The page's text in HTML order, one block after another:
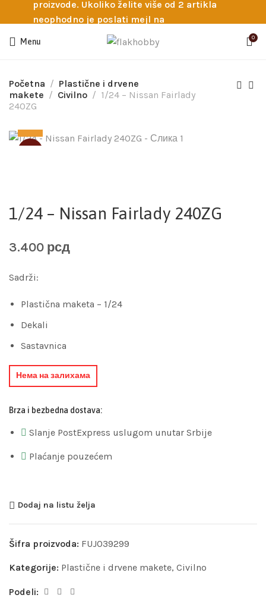
proizvode. Ukoliko želite više od 2 artikla
neophodno je poslati mejl na
info@flakhobby.com sa preciznim šiframa
proizvoda. Svakako nas možete pozvati
potrebna pomoć oko odabira.
Menu 0
Početna
Plastične i drvene
makete
Civilno
1/24 – Nissan Fairlady
240ZG
1/24 – Nissan Fairlady 240ZG
3.400 рсд
Sadrži:
Plastična maketa – 1/24
Dekali
Sastavnica
Нема на залихама
Brza i bezbedna dostava:
Slanje PostExpress uslugom unutar Srbije
Plaćanje pouzećem
Dodaj na listu želja
Šifra proizvoda: FUJ039299
Kategorije: Plastične i drvene makete, Civilno
Podeli: